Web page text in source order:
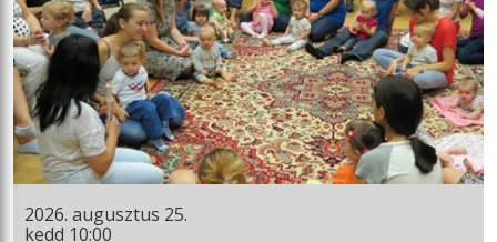
2026. augusztus 25.
kedd 10:00